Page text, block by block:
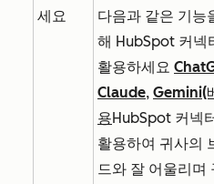
세요
다음과 같은 기능
해 HubSpot 커넥
활용하세요
Claude, Gemini(
용HubSpot 커넥
활용하여 귀사의
드와 잘 어울리며